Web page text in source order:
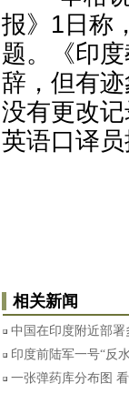
报》1日称
题。《印
辞，但有
没有更改
英语口译员
相关新闻
中国在印度附近部
印度前陆军一号“反
一张弹药库分布图